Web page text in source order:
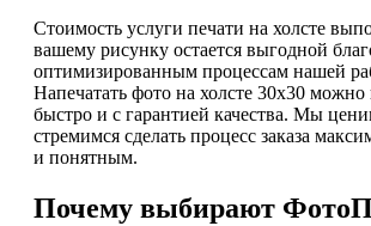
Стоимость услуги печати на холсте
вашему рисунку остается выгодной
оптимизированным процессам нашей
Напечатать фото на холсте 30х30 можно
быстро и с гарантией качества. Мы
стремимся сделать процесс заказа
и понятным.
Почему выбирают